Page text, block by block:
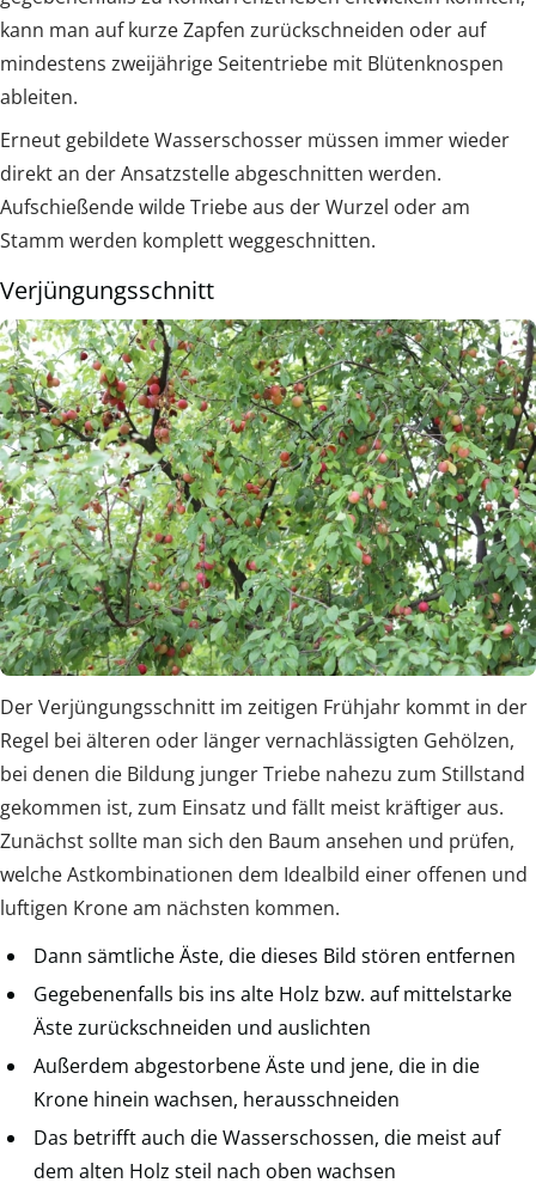
kann man auf kurze Zapfen zurückschneiden oder auf
mindestens zweijährige Seitentriebe mit Blütenknospen
ableiten.
Erneut gebildete Wasserschosser müssen immer wieder
direkt an der Ansatzstelle abgeschnitten werden.
Aufschießende wilde Triebe aus der Wurzel oder am
Stamm werden komplett weggeschnitten.
Verjüngungsschnitt
Der Verjüngungsschnitt im zeitigen Frühjahr kommt in der
Regel bei älteren oder länger vernachlässigten Gehölzen,
bei denen die Bildung junger Triebe nahezu zum Stillstand
gekommen ist, zum Einsatz und fällt meist kräftiger aus.
Zunächst sollte man sich den Baum ansehen und prüfen,
welche Astkombinationen dem Idealbild einer offenen und
luftigen Krone am nächsten kommen.
Dann sämtliche Äste, die dieses Bild stören entfernen
Gegebenenfalls bis ins alte Holz bzw. auf mittelstarke
Äste zurückschneiden und auslichten
Außerdem abgestorbene Äste und jene, die in die
Krone hinein wachsen, herausschneiden
Das betrifft auch die Wasserschossen, die meist auf
dem alten Holz steil nach oben wachsen